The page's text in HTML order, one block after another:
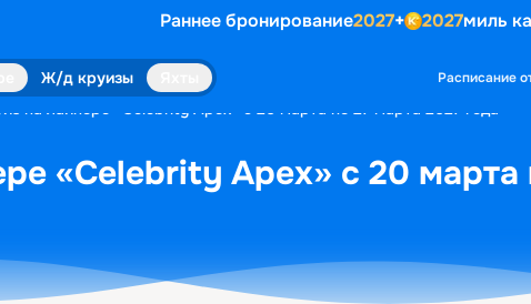
Раннее бронирование2027+ 2027миль
Ж/д круизы Расписание
на лайнере «Celebrity Apex» с 20 марта по 27 марта 2027 года
«Celebrity Apex» с 20 марта